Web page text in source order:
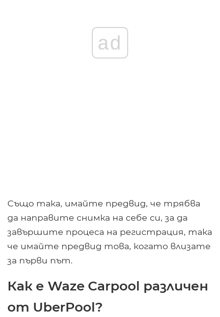
ad
Също така, имайте предвид, че трябва
да направите снимка на себе си, за да
завършите процеса на регистрация, така
че имайте предвид това, когато влизате
за първи път.
Как е Waze Carpool различен
от UberPool?